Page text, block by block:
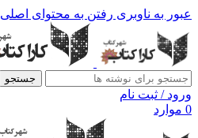
عبور به ناوبری رفتن به محتوای اصلی
جستجو
ورود / ثبت نام
0 موارد